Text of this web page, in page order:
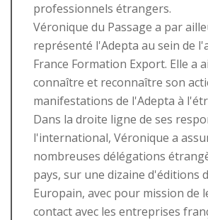
professionnels étrangers.
Véronique du Passage a par
représenté l'Adepta au sein de
France Formation Export. Elle a
connaître et reconnaître son
manifestations de l'Adepta à
Dans la droite ligne de ses
l'international, Véronique a
nombreuses délégations
pays, sur une dizaine d'éditions
Europain, avec pour mission de
contact avec les entreprises